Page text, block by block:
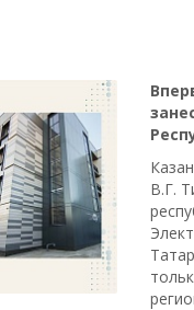
В.Г.